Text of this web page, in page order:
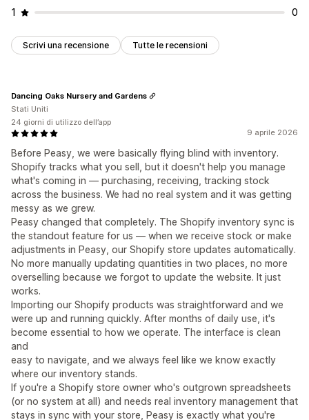
1
0
Scrivi una recensione Tutte le recensioni
9 aprile 2026
Before Peasy, we were basically flying blind with inventory.
Shopify tracks what you sell, but it doesn't help you manage
what's coming in — purchasing, receiving, tracking stock
across the business. We had no real system and it was getting
messy as we grew.
Peasy changed that completely. The Shopify inventory sync is
the standout feature for us — when we receive stock or make
adjustments in Peasy, our Shopify store updates automatically.
No more manually updating quantities in two places, no more
overselling because we forgot to update the website. It just
works.
Importing our Shopify products was straightforward and we
were up and running quickly. After months of daily use, it's
become essential to how we operate. The interface is clean
and
easy to navigate, and we always feel like we know exactly
where our inventory stands.
If you're a Shopify store owner who's outgrown spreadsheets
(or no system at all) and needs real inventory management that
stays in sync with your store, Peasy is exactly what you're
Dancing Oaks Nursery and Gardens
Stati Uniti
24 giorni di utilizzo dell’app